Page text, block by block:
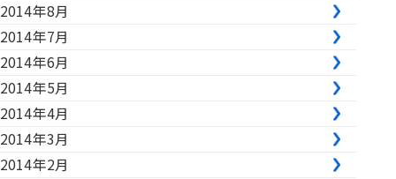
2014年8月
2014年7月
2014年6月
2014年5月
2014年4月
2014年3月
2014年2月